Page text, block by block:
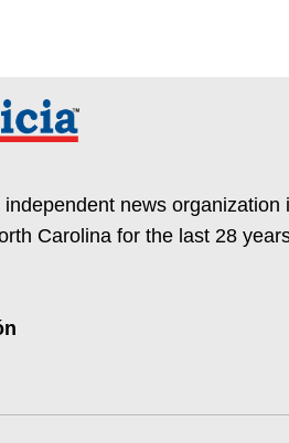
news
Carolina for the last 28